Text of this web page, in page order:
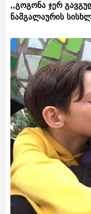
,,გოგონა ჯერ
ნამგალაურის